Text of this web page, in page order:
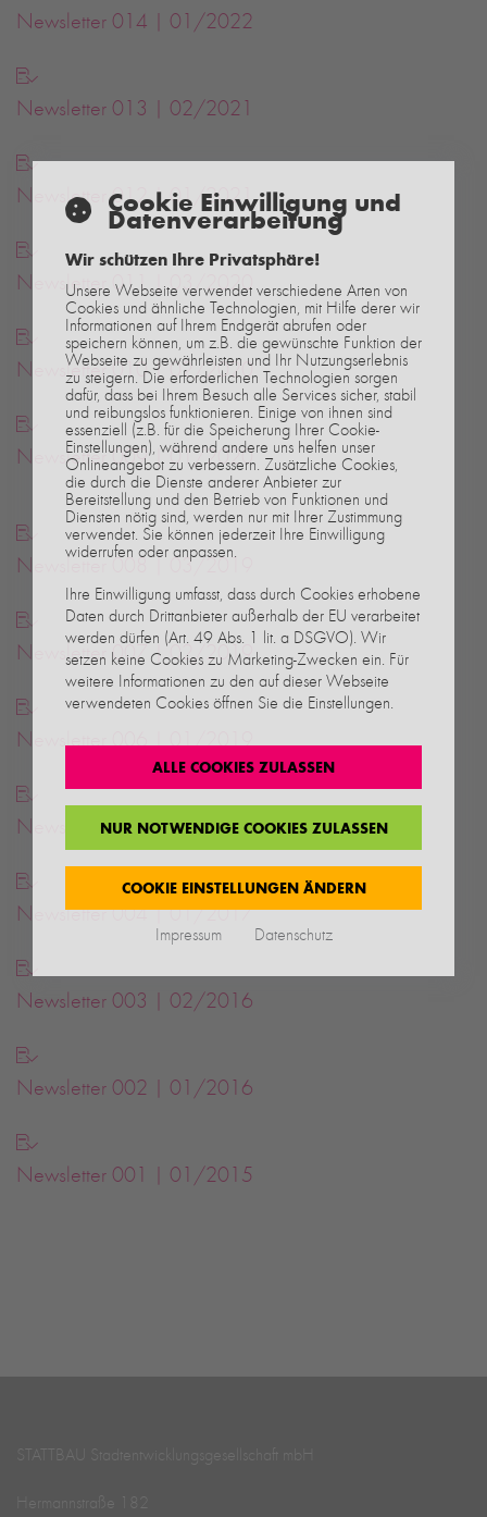
Newsletter 014 | 01/2022
Newsletter 013 | 02/2021
Newsletter 012 | 01/2021
Newsletter 011 | 03/2020
Newsletter 010 | 02/2020
Newsletter 009 | 01/2020
Newsletter 008 | 03/2019
Newsletter 007 | 02/2019
Newsletter 006 | 01/2019
Newsletter 005 | 01/2018
Newsletter 004 | 01/2017
Newsletter 003 | 02/2016
Newsletter 002 | 01/2016
Newsletter 001 | 01/2015
STATTBAU Stadtentwicklungs­­gesellschaft mbH
Hermannstraße 182
Cookie Einwilligung und
Datenverarbeitung
Wir schützen Ihre Privatsphäre!
Unsere Webseite verwendet verschiedene Arten von
Cookies und ähnliche Technologien, mit Hilfe derer wir
Informationen auf Ihrem Endgerät abrufen oder
speichern können, um z.B. die gewünschte Funktion der
Webseite zu gewährleisten und Ihr Nutzungserlebnis
zu steigern. Die erforderlichen Technologien sorgen
dafür, dass bei Ihrem Besuch alle Services sicher, stabil
und reibungslos funktionieren. Einige von ihnen sind
essenziell (z.B. für die Speicherung Ihrer Cookie-
Einstellungen), während andere uns helfen unser
Onlineangebot zu verbessern. Zusätzliche Cookies,
die durch die Dienste anderer Anbieter zur
Bereitstellung und den Betrieb von Funktionen und
Diensten nötig sind, werden nur mit Ihrer Zustimmung
verwendet. Sie können jederzeit Ihre Einwilligung
widerrufen oder anpassen.
Ihre Einwilligung umfasst, dass durch Cookies erhobene
Daten durch Drittanbieter außerhalb der EU verarbeitet
werden dürfen (Art. 49 Abs. 1 lit. a DSGVO). Wir
setzen keine Cookies zu Marketing-Zwecken ein. Für
weitere Informationen zu den auf dieser Webseite
verwendeten Cookies öffnen Sie die Einstellungen.
ALLE COOKIES ZULASSEN
NUR NOTWENDIGE COOKIES ZULASSEN
COOKIE EINSTELLUNGEN ÄNDERN
Impressum Datenschutz